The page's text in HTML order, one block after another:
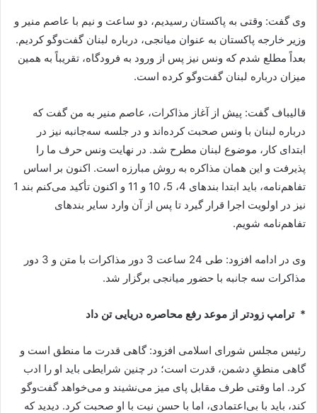
وی گفت: وقتی به پاکستان رسیدیم، دو ساعت و نیم با عاصم منیر و
وزیر خارجه پاکستان به عنوان میانجی، درباره لبنان گفت‌وگو کردیم.
بعداً مطلع شدم که ونس نیز پس از ورود به فرودگاه، تقریباً به همین
میزان درباره لبنان گفت‌وگو کرده است.
قالیباف گفت: پیش از آغاز مذاکرات، عاصم منیر به من گفت که
درباره لبنان با ونس صحبت کرده‌اند و در جلسه سه‌جانبه نیز در
ابتدای کار، موضوع لبنان مطرح شد. در نهایت ونس حرف ما را
پذیرفت و این همان مذاکره به روش مبارزه است. اکنون بر اساس
تفاهم‌نامه، باید ابتدا بندهای 4، 5، 10 و 11 و اکنون تأکید می‌کنم بند 1
نیز در اولویت اجرا قرار گیرد تا پس از آن وارد سایر بندهای
تفاهم‌نامه شویم.
وی در ادامه افزود: طی 24 ساعت 3 دور مذاکرات با متن و 3 دور
مذاکرات سه جانبه با حضور میانجی برگزار شد.
* ترامپ زودتر از موعد رفع محاصره دریایی تن داد
رئیس مجلس شورای اسلامی افزود: گاهی قدرت ما منطق است و
گاهی منطقِ دشمن، قدرت است؛ در چنین شرایطی باید او را ادب
کرد. اما وقتی طرف مقابل پای میز می‌نشیند و می‌خواهد گفت‌وگو
کند، باید با بی‌اعتمادی، اما با حسن نیت با او صحبت کرد. دیدید که